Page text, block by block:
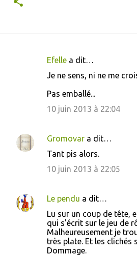
n
t
r
e
Efelle a dit…
Je ne sens, ni ne me
Pas emballé...
10 juin 2013 à 22:04
Gromovar a dit…
Tant pis alors.
10 juin 2013 à 22:05
Le pendu a dit…
Lu sur un coup de tête,
qui s'écrit sur le jeu de
Malheureusement je
très plate. Et les clichés
Dommage.